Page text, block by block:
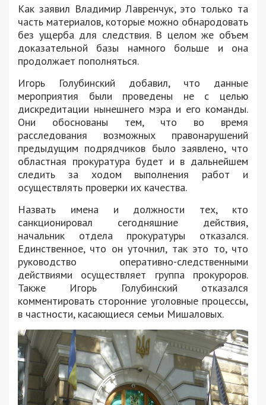
Как заявил Владимир Лавренчук, это только та
часть материалов, которые можно обнародовать
без ущерба для следствия. В целом же объем
доказательной базы намного больше и она
продолжает пополняться.
Игорь Голубинский добавил, что данные
мероприятия были проведены не с целью
дискредитации нынешнего мэра и его команды.
Они обоснованы тем, что во время
расследования возможных правонарушений
предыдущим подрядчиков было заявлено, что
областная прокуратура будет и в дальнейшем
следить за ходом выполнения работ и
осуществлять проверки их качества.
Назвать имена и должности тех, кто
санкционировал сегодняшние действия,
начальник отдела прокуратуры отказался.
Единственное, что он уточнил, так это то, что
руководство оперативно-следственными
действиями осуществляет группа прокуроров.
Также Игорь Голубинский отказался
комментировать сторонние уголовные процессы,
в частности, касающиеся семьи Мишаловых.